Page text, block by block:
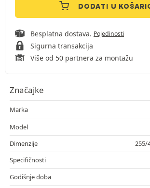
DODATI U
Besplatna dostava. Pojedinosti
Sigurna transakcija
Više od 50 partnera za montažu
Značajke
Marka
Model
Dimenzije
255/
Specifičnosti
Godišnje doba